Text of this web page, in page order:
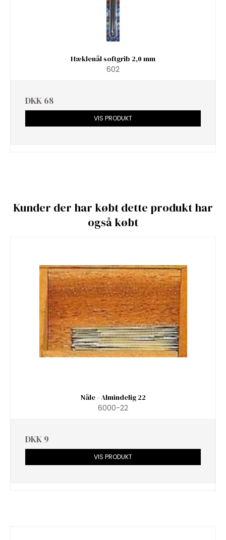
Hæklenål softgrib 2,0 mm
602
DKK 68
VIS PRODUKT
Kunder der har købt dette produkt har
også købt
Nåle - Almindelig 22
6000-22
DKK 9
VIS PRODUKT